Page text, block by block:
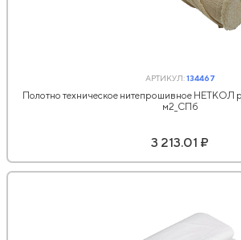
АРТИКУЛ:134467
Полотно техническое нитепрошивное НЕТКОЛ
м2_СПб
3 213.01 ₽